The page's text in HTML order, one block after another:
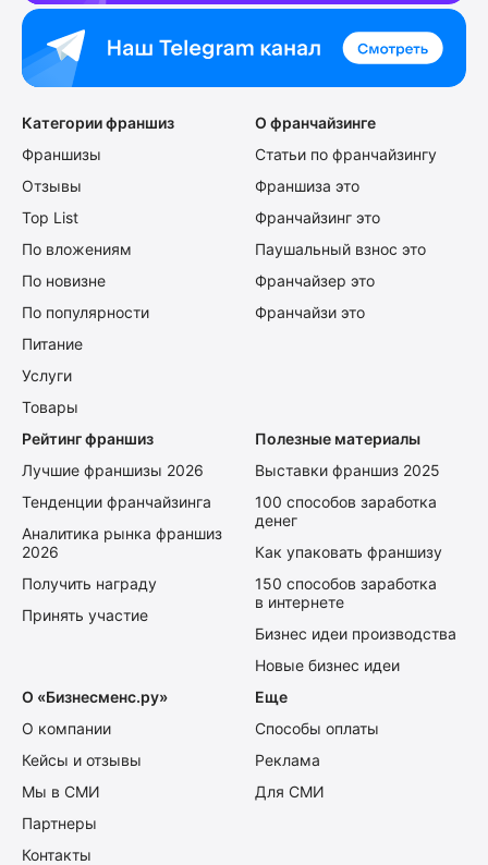
Категории франшиз
Франшизы
Отзывы
Top List
По вложениям
По новизне
По популярности
Питание
Услуги
Товары
О франчайзинге
Статьи по франчайзингу
Франшиза это
Франчайзинг это
Паушальный взнос это
Франчайзер это
Франчайзи это
Рейтинг франшиз
Лучшие франшизы 2026
Тенденции франчайзинга
Аналитика рынка франшиз
2026
Получить награду
Принять участие
Полезные материалы
Выставки франшиз 2025
100 способов заработка
денег
Как упаковать франшизу
150 способов заработка
в интернете
Бизнес идеи производства
Новые бизнес идеи
О «Бизнесменс.ру»
О компании
Кейсы и отзывы
Мы в СМИ
Партнеры
Контакты
Еще
Способы оплаты
Реклама
Для СМИ